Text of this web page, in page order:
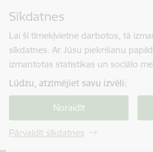
Sīkdatnes
Lai šī tīmekļvietne darbotos, tā
sīkdatnes. Ar Jūsu piekrišanu
izmantotas statistikas un sociālo
Lūdzu, atzīmējiet savu izvēli:
Noraidīt
Pārvaldīt sīkdatnes